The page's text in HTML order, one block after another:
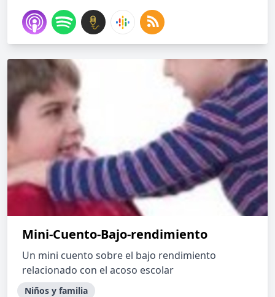
Mini-Cuento-Bajo-rendimiento
Un mini cuento sobre el bajo rendimiento
relacionado con el acoso escolar
Niños y familia